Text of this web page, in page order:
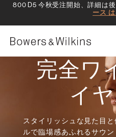
800 D5 今秋受注開始、詳細は
ース
完全ワ
イ
スタイリッシュな見た目
ルで臨場感あふれるサウ